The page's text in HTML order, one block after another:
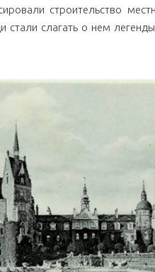
строительство
стали слагать о нем